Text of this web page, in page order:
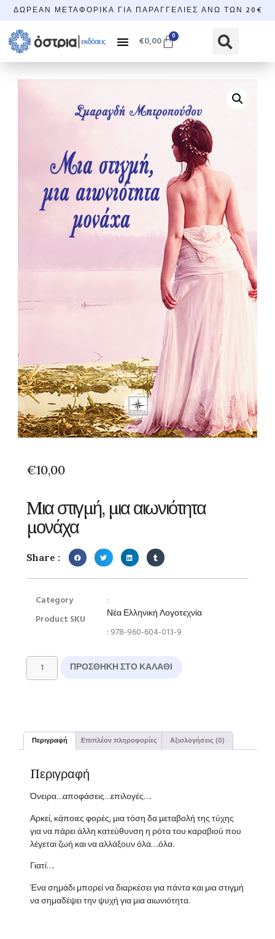
ΔΩΡΕΆΝ ΜΕΤΑΦΟΡΙΚΆ ΓΙΑ ΠΑΡΑΓΓΕΛΊΕΣ ΆΝΩ ΤΩΝ 20€
€0,00 0
€10,00
Mια στιγμή, μια αιωνιότητα
μονάχα
Share :
Category
Product SKU
:
Νέα Ελληνική Λογοτεχνία
: 978-960-604-013-9
ΠΡΟΣΘΉΚΗ ΣΤΟ ΚΑΛΆΘΙ
Περιγραφή Επιπλέον πληροφορίες Αξιολογήσεις (0)
Περιγραφή
Όνειρα…αποφάσεις…επιλογές….
Αρκεί, κάποιες φορές, μια τόση δα μεταβολή της τύχης
για να πάρει άλλη κατεύθυνση η ρότα του καραβιού που
λέγεται ζωή και να αλλάξουν όλα….όλα.
Γιατί….
Ένα σημάδι μπορεί να διαρκέσει για πάντα και μια στιγμή
να σημαδέψει την ψυχή για μια αιωνιότητα.